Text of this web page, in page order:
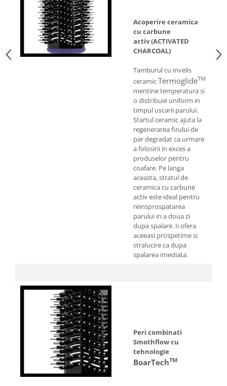
Acoperire ceramica
cu carbune
activ(ACTIVATED
CHARCOAL)
Tamburul cu invelis
ceramicTermoglideTM
mentine temperatura si
o distribuie uniform in
timpul uscarii parului.
Startul ceramic ajuta la
regenerarea firului de
par degradat ca urmare
a folosirii in exces a
produselor pentru
coafare. Pe langa
aceasta, stratul de
ceramica cu carbune
activ este ideal pentru
reinsprospatarea
parului in a doua zi
dupa spalare. Ii ofera
aceeasi prospetime si
stralucire ca dupa
spalarea imediata.
Peri combinati
Smothflow cu
tehnologie
BoarTechTM